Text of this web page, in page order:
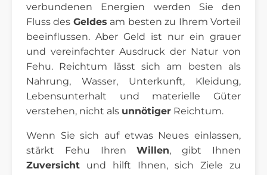
verbundenen Energien werden Sie den
Fluss des Geldes am besten zu Ihrem Vorteil
beeinflussen. Aber Geld ist nur ein grauer
und vereinfachter Ausdruck der Natur von
Fehu. Reichtum lässt sich am besten als
Nahrung, Wasser, Unterkunft, Kleidung,
Lebensunterhalt und materielle Güter
verstehen, nicht als unnötiger Reichtum.
Wenn Sie sich auf etwas Neues einlassen,
stärkt Fehu IhrenWillen, gibt Ihnen
Zuversicht und hilft Ihnen, sich Ziele zu